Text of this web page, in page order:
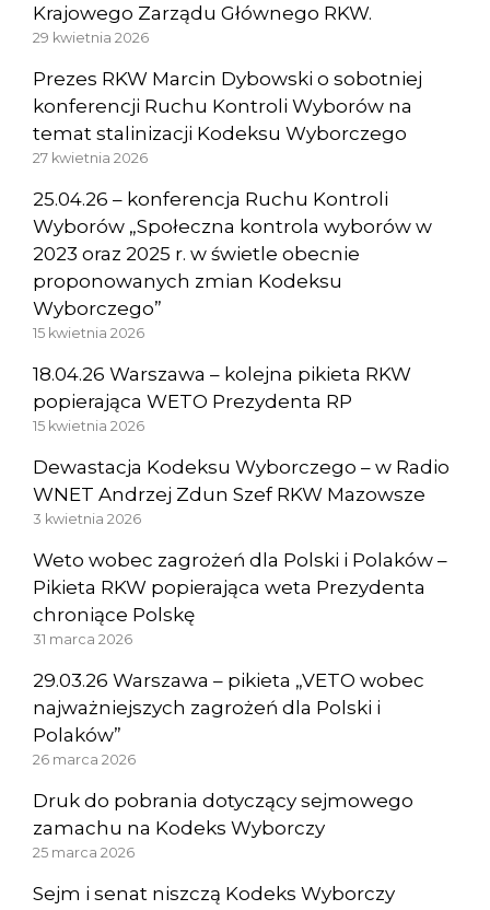
Krajowego Zarządu Głównego RKW.
29 kwietnia 2026
Prezes RKW Marcin Dybowski o sobotniej
konferencji Ruchu Kontroli Wyborów na
temat stalinizacji Kodeksu Wyborczego
27 kwietnia 2026
25.04.26 – konferencja Ruchu Kontroli
Wyborów „Społeczna kontrola wyborów w
2023 oraz 2025 r. w świetle obecnie
proponowanych zmian Kodeksu
Wyborczego”
15 kwietnia 2026
18.04.26 Warszawa – kolejna pikieta RKW
popierająca WETO Prezydenta RP
15 kwietnia 2026
Dewastacja Kodeksu Wyborczego – w Radio
WNET Andrzej Zdun Szef RKW Mazowsze
3 kwietnia 2026
Weto wobec zagrożeń dla Polski i Polaków –
Pikieta RKW popierająca weta Prezydenta
chroniące Polskę
31 marca 2026
29.03.26 Warszawa – pikieta „VETO wobec
najważniejszych zagrożeń dla Polski i
Polaków”
26 marca 2026
Druk do pobrania dotyczący sejmowego
zamachu na Kodeks Wyborczy
25 marca 2026
Sejm i senat niszczą Kodeks Wyborczy